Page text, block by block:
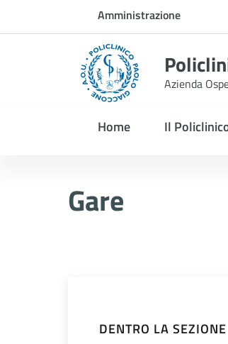
Skip to Main ContentAmministrazione
trasparente
Azienda
Home Il
Gare
DENTRO LA SEZIONE